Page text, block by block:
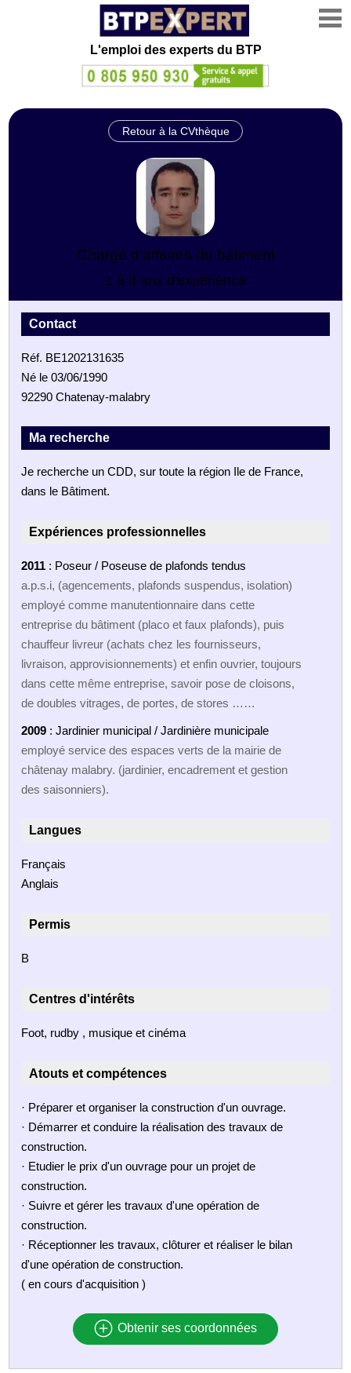
L'emploi des experts du BTP
Retour à la CVthèque
Chargé d'affaires du bâtiment
1 à 3 ans d'expérience
Contact
Réf. BE1202131635
Né le 03/06/1990
92290 Chatenay-malabry
Ma recherche
Je recherche un CDD, sur toute la région Ile de France,
dans le Bâtiment.
Expériences professionnelles
2011 : Poseur / Poseuse de plafonds tendus
a.p.s.i, (agencements, plafonds suspendus, isolation)
employé comme manutentionnaire dans cette
entreprise du bâtiment (placo et faux plafonds), puis
chauffeur livreur (achats chez les fournisseurs,
livraison, approvisionnements) et enfin ouvrier, toujours
dans cette même entreprise, savoir pose de cloisons,
de doubles vitrages, de portes, de stores ……
2009 : Jardinier municipal / Jardinière municipale
employé service des espaces verts de la mairie de
châtenay malabry. (jardinier, encadrement et gestion
des saisonniers).
Langues
Français
Anglais
Permis
B
Centres d'intérêts
Foot, rudby , musique et cinéma
Atouts et compétences
· Préparer et organiser la construction d'un ouvrage.
· Démarrer et conduire la réalisation des travaux de
construction.
· Etudier le prix d'un ouvrage pour un projet de
construction.
· Suivre et gérer les travaux d'une opération de
construction.
· Réceptionner les travaux, clôturer et réaliser le bilan
d'une opération de construction.
( en cours d'acquisition )
Obtenir ses coordonnées